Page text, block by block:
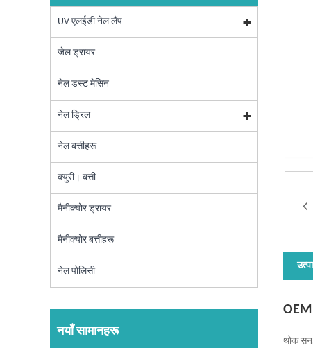
UV एलईडी नेल लैंप
जेल ड्रायर
नेल डस्ट मेसिन
नेल ड्रिल
नेल बत्तीहरू
क्युरी। बत्ती
मैनीक्योर ड्रायर
मैनीक्योर बत्तीहरू
नेल पोलिसी
नयाँ सामानहरू
थोक